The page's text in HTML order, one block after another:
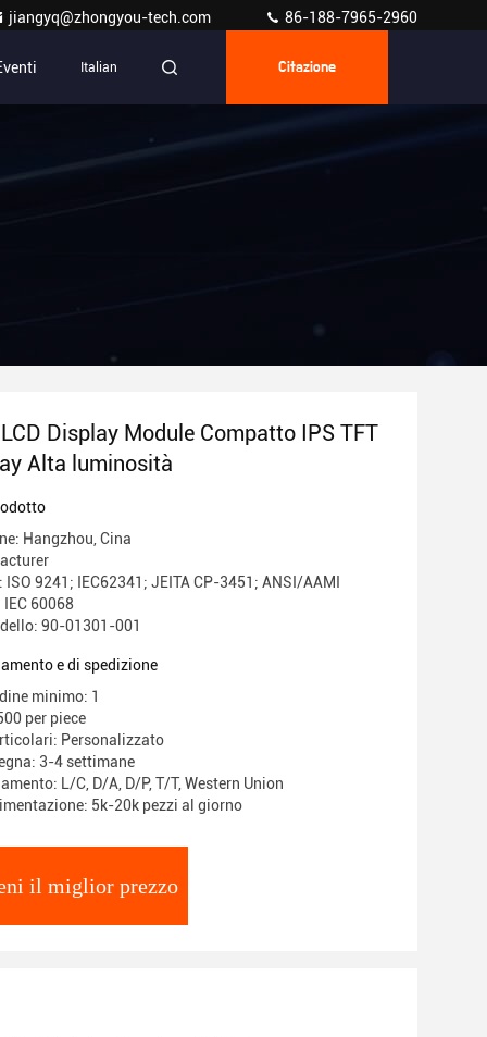
jiangyq@zhongyou-tech.com 86-188-7965-2960
Italian Citazione
Display Module Compatto IPS TFT
Alta luminosità
Hangzhou, Cina
9241; IEC62341; JEITA CP-3451; ANSI/AAMI
60068
90-01301-001
e di spedizione
minimo: 1
per piece
Personalizzato
3-4 settimane
L/C, D/A, D/P, T/T, Western Union
5k-20k pezzi al giorno
il miglior prezzo